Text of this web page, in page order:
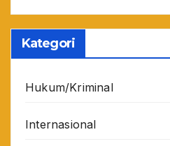
Kategori
Hukum/Kriminal
Internasional